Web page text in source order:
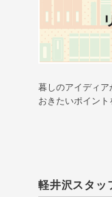
暮しのアイディ
おきたいポイント
軽井沢スタッ